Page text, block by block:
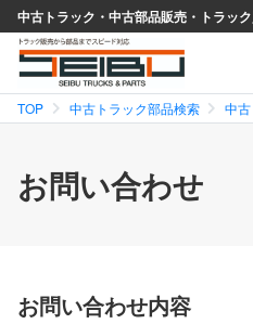
中古トラック・中古部品販売・トラッ
TOP 中古トラック部品検索 中
お問い合わせ
お問い合わせ内容